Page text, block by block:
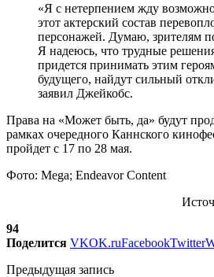
«Я с нетерпением жду
этот актерский состав
персонажей. Думаю, зрителям
Я надеюсь, что трудные
придется принимать этим
будущего, найдут сильный
заявил Джейкобс.
Права на «Может быть, да» будут
рамках очередного Каннского
пройдет с 17 по 28 мая.
Фото: Mega; Endeavor Content
94
Поделится VKOK.ruFacebookTwitter
Предыдущая запись